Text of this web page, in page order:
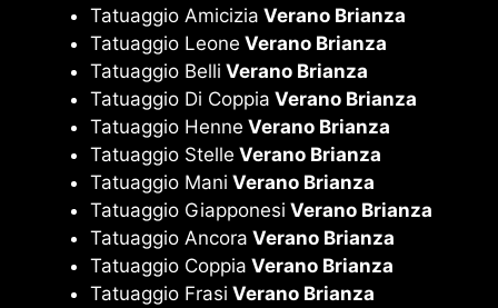
Tatuaggio Amicizia Verano Brianza
Tatuaggio Leone Verano Brianza
Tatuaggio Belli Verano Brianza
Tatuaggio Di Coppia Verano Brianza
Tatuaggio Henne Verano Brianza
Tatuaggio Stelle Verano Brianza
Tatuaggio Mani Verano Brianza
Tatuaggio Giapponesi Verano Brianza
Tatuaggio Ancora Verano Brianza
Tatuaggio Coppia Verano Brianza
Tatuaggio Frasi Verano Brianza